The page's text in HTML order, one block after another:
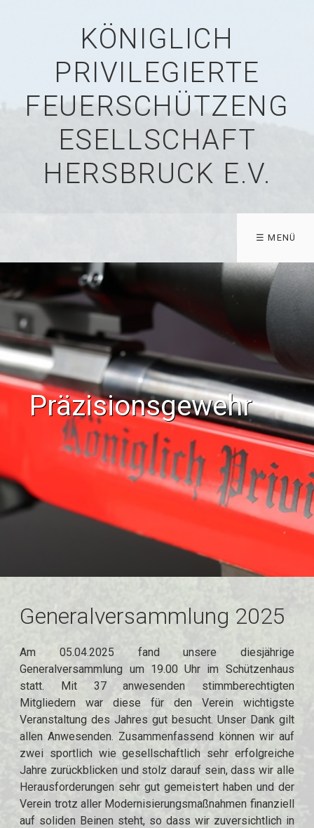
KÖNIGLICH
PRIVILEGIERTE
FEUERSCHÜTZENG
ESELLSCHAFT
HERSBRUCK E.V.
☰ MENÜ
Präzisionsgewehr
Generalversammlung 2025
Am 05.04.2025 fand unsere diesjährige
Generalversammlung um 19.00 Uhr im Schützenhaus
statt. Mit 37 anwesenden stimmberechtigten
Mitgliedern war diese für den Verein wichtigste
Veranstaltung des Jahres gut besucht. Unser Dank gilt
allen Anwesenden. Zusammenfassend können wir auf
zwei sportlich wie gesellschaftlich sehr erfolgreiche
Jahre zurückblicken und stolz darauf sein, dass wir alle
Herausforderungen sehr gut gemeistert haben und der
Verein trotz aller Modernisierungsmaßnahmen finanziell
auf soliden Beinen steht, so dass wir zuversichtlich in